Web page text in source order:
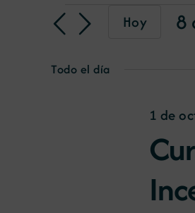
Eventos
en
Hoy
8
Todo el día
1 de